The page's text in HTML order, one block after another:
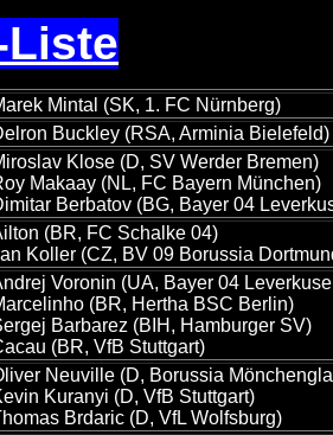
Liste
Mintal (SK, 1. FC Nürnberg)
Buckley (RSA, Arminia Bielefeld)
Klose (D, SV Werder Bremen)
Makaay (NL, FC Bayern München)
Berbatov (BG, Bayer 04
(BR, FC Schalke 04)
Koller (CZ, BV 09 Borussia
Voronin (UA, Bayer 04
(BR, Hertha BSC Berlin)
Barbarez (BIH, Hamburger SV)
(BR, VfB Stuttgart)
Neuville (D, Borussia
Kuranyi (D, VfB Stuttgart)
Brdaric (D, VfL Wolfsburg)